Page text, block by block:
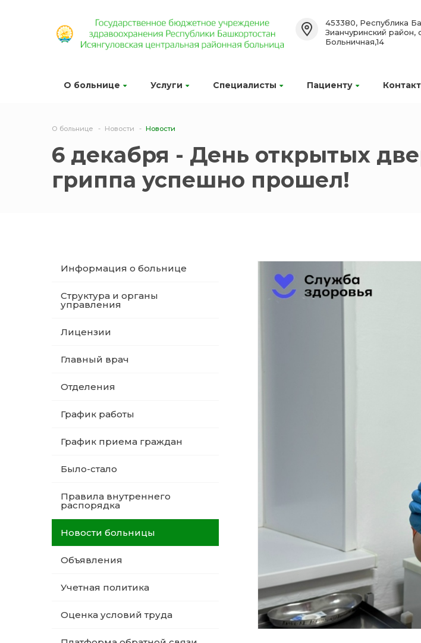
О больнице Услуги Специалисты Пациенту
453380, Республика
Зианчуринский район,
Больничная,14
О больнице Новости Новости
6 декабря - День открытых
гриппа успешно прошел!
Информация о больнице
Структура и органы
управления
Лицензии
Главный врач
Отделения
График работы
График приема граждан
Было-стало
Правила внутреннего
распорядка
Новости больницы
Объявления
Учетная политика
Оценка условий труда